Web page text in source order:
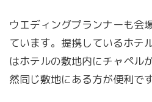
ウエディングプランナーも会
ています。提携しているホテ
はホテルの敷地内にチャペル
然同じ敷地にある方が便利です